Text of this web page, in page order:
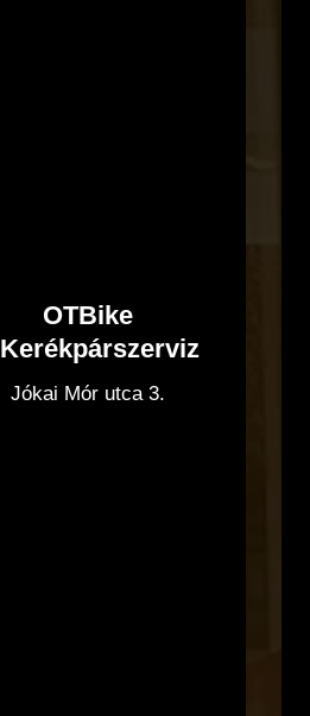
OTBike
Kerékpárszerviz
Jókai Mór utca 3.